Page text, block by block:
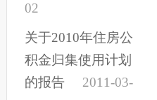
02
关于2010年住房公
积金归集使用计划
的报告
2011-03-